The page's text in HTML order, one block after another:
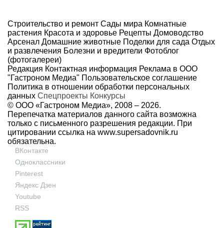
Строительство и ремонт Сады мира Комнатные
растения Красота и здоровье Рецепты Домоводство
Арсенал Домашние животные Поделки для сада Отдых
и развлечения Болезни и вредители Фотоблог
(фотогалереи)
Редакция Контактная информация Реклама в ООО
"Гастроном Медиа" Пользовательское соглашение
Политика в отношении обработки персональных
данных Спецпроекты Конкурсы
© ООО «Гастроном Медиа», 2008 – 2026.
Перепечатка материалов данного сайта возможна
только с письменного разрешения редакции. При
цитировании ссылка на www.supersadovnik.ru
обязательна.
ВКонтакте
Одноклассники
Pinterest
Яндекс Дзен
Youtube
RSS